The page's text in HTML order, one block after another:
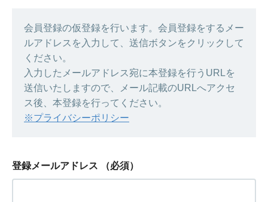
会員登録の仮登録を行います。会員登録をするメー
ルアドレスを入力して、送信ボタンをクリックして
ください。
入力したメールアドレス宛に本登録を行うURLを
送信いたしますので、メール記載のURLへアクセ
ス後、本登録を行ってください。
※プライバシーポリシー
登録メールアドレス （必須）